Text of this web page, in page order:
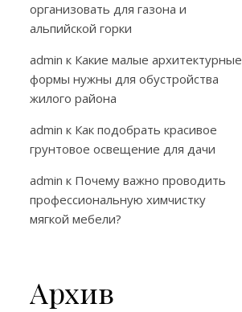
организовать для газона и
альпийской горки
admin к Какие малые архитектурные
формы нужны для обустройства
жилого района
admin к Как подобрать красивое
грунтовое освещение для дачи
admin к Почему важно проводить
профессиональную химчистку
мягкой мебели?
Архив